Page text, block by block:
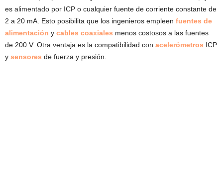
es alimentado por ICP o cualquier fuente de corriente constante de
2 a 20 mA. Esto posibilita que los ingenieros empleen fuentes de
alimentación y cables coaxiales menos costosos a las fuentes
de 200 V. Otra ventaja es la compatibilidad con acelerómetros ICP
y sensores de fuerza y presión.